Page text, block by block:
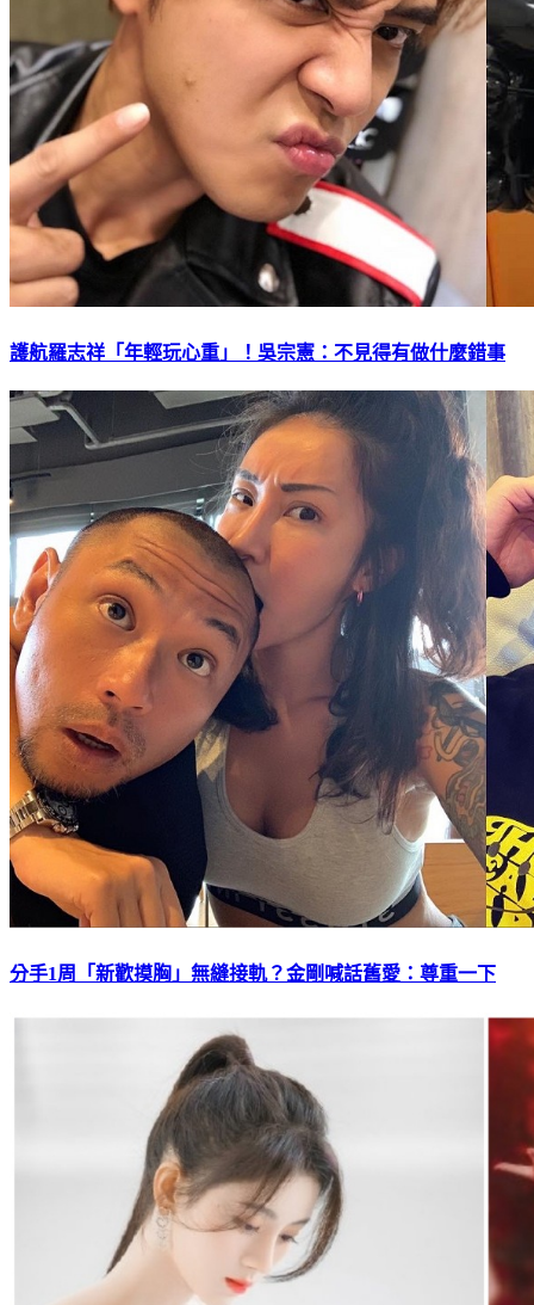
護航羅志祥「年輕玩心重」！吳宗憲：不見得有做什麼錯事
分手1周「新歡摸胸」無縫接軌？金剛喊話舊愛：尊重一下